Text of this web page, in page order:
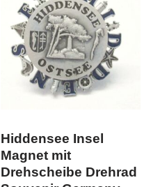
Hiddensee Insel
Magnet mit
Drehscheibe Drehrad